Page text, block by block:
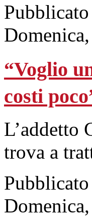
“Voglio
costi
L’addetto
trova a